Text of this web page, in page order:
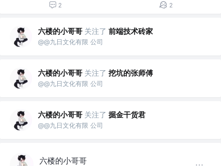
2 2
六楼的小哥哥 关注了 前端技术砖家
@@九日文化有限 公司
六楼的小哥哥 关注了 挖坑的张师傅
@@九日文化有限 公司
六楼的小哥哥 关注了 掘金干货君
@@九日文化有限 公司
六楼的小哥哥